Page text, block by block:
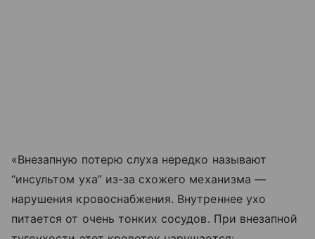
«Внезапную потерю слуха нередко называют
“инсультом уха” из-за схожего механизма —
нарушения кровоснабжения. Внутреннее ухо
питается от очень тонких сосудов. При внезапной